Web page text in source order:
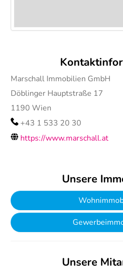
Marschall Immobilien GmbH
Döblinger Hauptstraße 17
1190Wien
+43 1 533 20 30
https://www.marschall.at
Unsere
Unsere